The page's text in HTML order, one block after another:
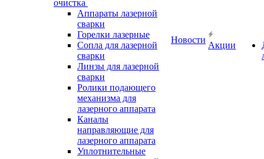
очистка
Аппараты лазерной
сварки
Горелки лазерные
Сопла для лазерной
сварки
Линзы для лазерной
сварки
Ролики подающего
механизма для
лазерного аппарата
Каналы
направляющие для
лазерного аппарата
Уплотнительные
Новости
Акции